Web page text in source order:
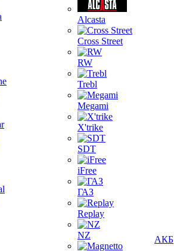
Alcasta
Cross Street
RW
Trebl
Megami
X'trike
SDT
iFree
ГАЗ
Replay
NZ АКБ